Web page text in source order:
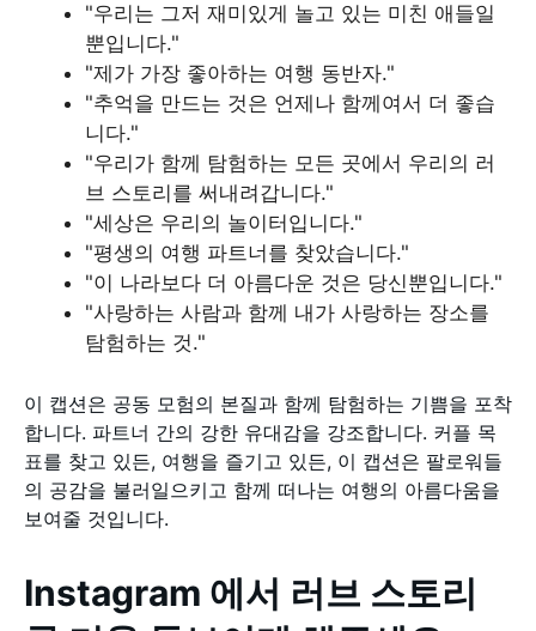
"우리는 그저 재미있게 놀고 있는 미친 애들일
뿐입니다."
"제가 가장 좋아하는 여행 동반자."
"추억을 만드는 것은 언제나 함께여서 더 좋습
니다."
"우리가 함께 탐험하는 모든 곳에서 우리의 러
브 스토리를 써내려갑니다."
"세상은 우리의 놀이터입니다."
"평생의 여행 파트너를 찾았습니다."
"이 나라보다 더 아름다운 것은 당신뿐입니다."
"사랑하는 사람과 함께 내가 사랑하는 장소를
탐험하는 것."
이 캡션은 공동 모험의 본질과 함께 탐험하는 기쁨을 포착
합니다. 파트너 간의 강한 유대감을 강조합니다. 커플 목
표를 찾고 있든, 여행을 즐기고 있든, 이 캡션은 팔로워들
의 공감을 불러일으키고 함께 떠나는 여행의 아름다움을
보여줄 것입니다.
Instagram 에서 러브 스토리